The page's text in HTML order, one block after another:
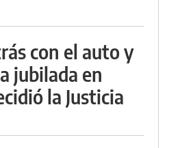
con el auto y
jubilada en
la Justicia